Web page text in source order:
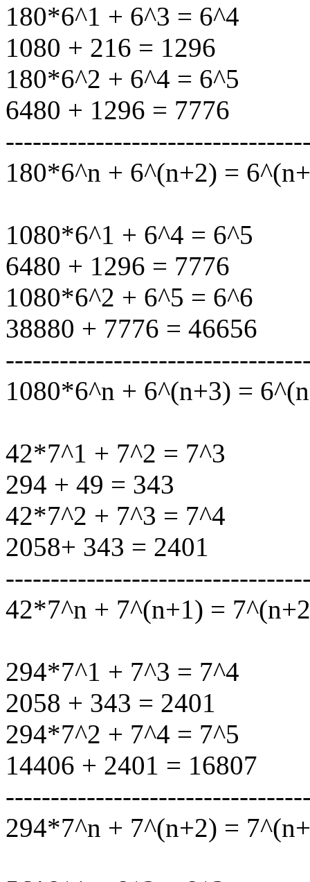
180*6^1 + 6^3 = 6^4
1080 + 216 = 1296
180*6^2 + 6^4 = 6^5
6480 + 1296 = 7776
180*6^n + 6^(n+2) =
1080*6^1 + 6^4 = 6^5
6480 + 1296 = 7776
1080*6^2 + 6^5 = 6^6
38880 + 7776 = 46656
1080*6^n + 6^(n+3) =
42*7^1 + 7^2 = 7^3
294 + 49 = 343
42*7^2 + 7^3 = 7^4
2058+ 343 = 2401
42*7^n + 7^(n+1) =
294*7^1 + 7^3 = 7^4
2058 + 343 = 2401
294*7^2 + 7^4 = 7^5
14406 + 2401 = 16807
294*7^n + 7^(n+2) =